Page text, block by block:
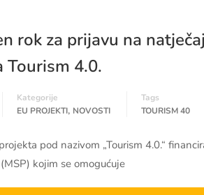
rok za prijavu na
Tourism 4.0.
Kategorije
EU PROJEKTI, NOVOSTI
Tags
TOURISM 40
pod nazivom „Tourism 4.0.“
kojim se omogućuje